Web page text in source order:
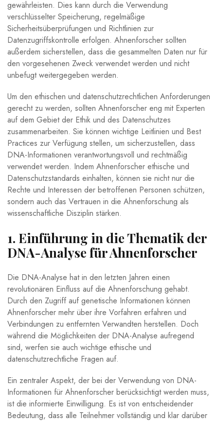
gewährleisten. Dies kann durch die Verwendung
verschlüsselter Speicherung, regelmäßige
Sicherheitsüberprüfungen und Richtlinien zur
Datenzugriffskontrolle erfolgen. Ahnenforscher sollten
außerdem sicherstellen, dass die gesammelten Daten nur für
den vorgesehenen Zweck verwendet werden und nicht
unbefugt weitergegeben werden.
Um den ethischen und datenschutzrechtlichen Anforderungen
gerecht zu werden, sollten Ahnenforscher eng mit Experten
auf dem Gebiet der Ethik und des Datenschutzes
zusammenarbeiten. Sie können wichtige Leitlinien und Best
Practices zur Verfügung stellen, um sicherzustellen, dass
DNA-Informationen verantwortungsvoll und rechtmäßig
verwendet werden. Indem Ahnenforscher ethische und
Datenschutzstandards einhalten, können sie nicht nur die
Rechte und Interessen der betroffenen Personen schützen,
sondern auch das Vertrauen in die Ahnenforschung als
wissenschaftliche Disziplin stärken.
1. Einführung in die Thematik der
DNA-Analyse für Ahnenforscher
Die DNA-Analyse hat in den letzten Jahren einen
revolutionären Einfluss auf die Ahnenforschung gehabt.
Durch den Zugriff auf genetische Informationen können
Ahnenforscher mehr über ihre Vorfahren erfahren und
Verbindungen zu entfernten Verwandten herstellen. Doch
während die Möglichkeiten der DNA-Analyse aufregend
sind, werfen sie auch wichtige ethische und
datenschutzrechtliche Fragen auf.
Ein zentraler Aspekt, der bei der Verwendung von DNA-
Informationen für Ahnenforscher berücksichtigt werden muss,
ist die informierte Einwilligung. Es ist von entscheidender
Bedeutung, dass alle Teilnehmer vollständig und klar darüber